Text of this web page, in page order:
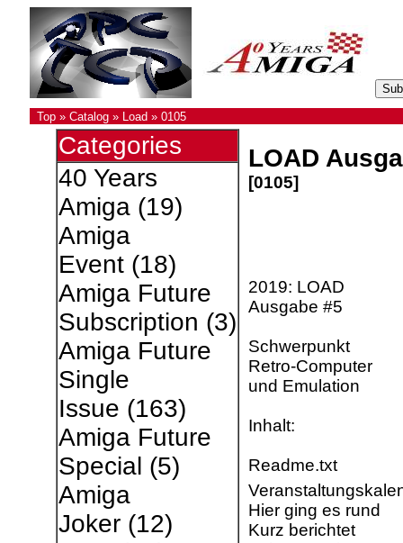
Top» Catalog» Load » 0105
Categories
40 Years
Amiga(19)
Amiga
Event(18)
Amiga Future
Subscription (3)
Amiga Future
Single
Issue (163)
Amiga Future
Special (5)
Amiga
Joker(12)
LOAD
[0105]
2019: LOAD
Ausgabe #5
Schwerpunkt
Retro-Computer
und Emulation
Inhalt:
Readme.txt
Hier ging es rund
Kurz berichtet